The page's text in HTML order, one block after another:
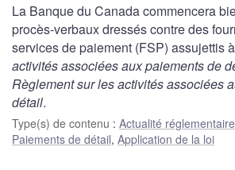
La Banque du Canada commencera
procès-verbaux dressés contre des
services de paiement (FSP) assujettis
activités associées aux paiements de
Règlement sur les activités associées
détail.
Type(s) de contenu : Actualité réglementaire
Paiements de détail, Application de la loi